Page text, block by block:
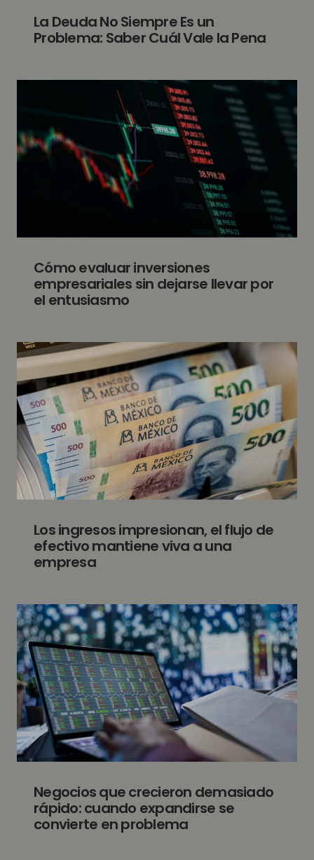
La Deuda No Siempre Es un
Problema: Saber Cuál Vale la Pena
Cómo evaluar inversiones
empresariales sin dejarse llevar por
el entusiasmo
Los ingresos impresionan, el flujo de
efectivo mantiene viva a una
empresa
Negocios que crecieron demasiado
rápido: cuando expandirse se
convierte en problema